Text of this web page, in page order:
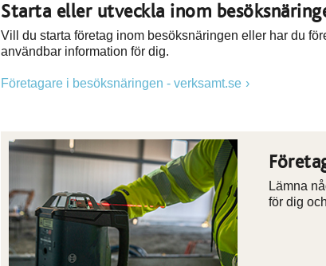
Starta eller utveckla inom
Vill du starta företag inom besöksnäringen eller har du
användbar information för dig.
Företagare i besöksnäringen - verksamt.se
Lämna
för dig